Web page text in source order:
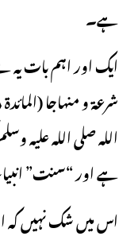
ہے۔
ایک اور اہم بات یہ
اللہ صلی اللہ علیہ
ہے اور “سنت”
اس میں شک نہیں کہ